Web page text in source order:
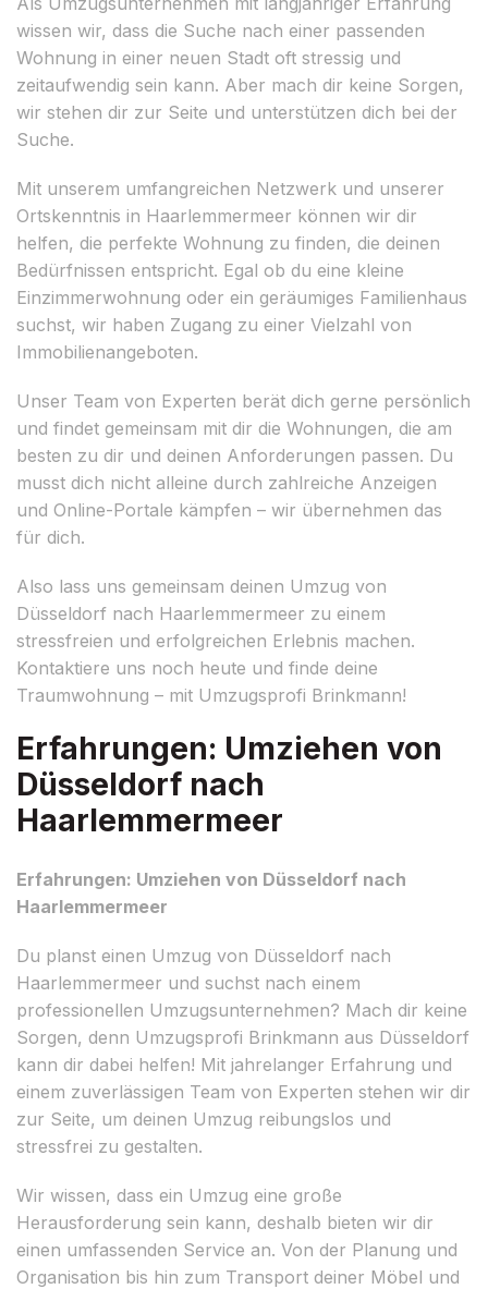
wissen wir, dass die Suche nach einer passenden
Wohnung in einer neuen Stadt oft stressig und
zeitaufwendig sein kann. Aber mach dir keine Sorgen,
wir stehen dir zur Seite und unterstützen dich bei der
Suche.
Mit unserem umfangreichen Netzwerk und unserer
Ortskenntnis in Haarlemmermeer können wir dir
helfen, die perfekte Wohnung zu finden, die deinen
Bedürfnissen entspricht. Egal ob du eine kleine
Einzimmerwohnung oder ein geräumiges Familienhaus
suchst, wir haben Zugang zu einer Vielzahl von
Immobilienangeboten.
Unser Team von Experten berät dich gerne persönlich
und findet gemeinsam mit dir die Wohnungen, die am
besten zu dir und deinen Anforderungen passen. Du
musst dich nicht alleine durch zahlreiche Anzeigen
und Online-Portale kämpfen – wir übernehmen das
für dich.
Also lass uns gemeinsam deinen Umzug von
Düsseldorf nach Haarlemmermeer zu einem
stressfreien und erfolgreichen Erlebnis machen.
Kontaktiere uns noch heute und finde deine
Traumwohnung – mit Umzugsprofi Brinkmann!
Erfahrungen: Umziehen von
Düsseldorf nach
Haarlemmermeer
Erfahrungen: Umziehen von Düsseldorf nach
Haarlemmermeer
Du planst einen Umzug von Düsseldorf nach
Haarlemmermeer und suchst nach einem
professionellen Umzugsunternehmen? Mach dir keine
Sorgen, denn Umzugsprofi Brinkmann aus Düsseldorf
kann dir dabei helfen! Mit jahrelanger Erfahrung und
einem zuverlässigen Team von Experten stehen wir dir
zur Seite, um deinen Umzug reibungslos und
stressfrei zu gestalten.
Wir wissen, dass ein Umzug eine große
Herausforderung sein kann, deshalb bieten wir dir
einen umfassenden Service an. Von der Planung und
Organisation bis hin zum Transport deiner Möbel und